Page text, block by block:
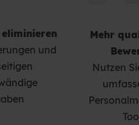
und
Mehr
Nutzen